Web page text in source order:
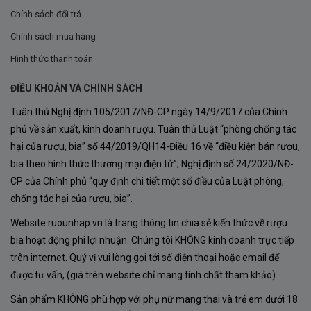
cam quýt
hoa trắng
độ axit cân bằng
thanh lịch và tươi mát.
Tempranillo Blanco (35%)
Đây là giống nho cực kỳ đặc biệt.
Năm 1988, người ta phát hiện một đột biến tự nhiên
trên cây Tempranillo đỏ tại Rioja. Giống nho mới này
được đặt tên làTempranillo Blanco.
Nó mang đến:
chuối chín
Chính sách đổi trả
Chính sách mua hàng
Hình thức thanh toán
ĐIỀU KHOẢN VÀ CHÍNH SÁCH
Tuân thủ Nghị định 105/2017/NĐ-CP ngày 14/9/2017 của Chính
phủ về sản xuất, kinh doanh rượu. Tuân thủ Luật “phòng chống tác
hại của rượu, bia” số 44/2019/QH14-Điều 16 về “điều kiện bán rượu,
bia theo hình thức thương mại điện tử”; Nghị định số 24/2020/NĐ-
CP của Chính phủ “quy định chi tiết một số điều của Luật phòng,
chống tác hại của rượu, bia”.
Website ruounhap.vn là trang thông tin chia sẻ kiến thức về rượu
bia hoạt động phi lợi nhuận. Chúng tôi KHÔNG kinh doanh trực tiếp
trên internet. Quý vị vui lòng gọi tới số điện thoại hoặc email để
được tư vấn, (giá trên website chỉ mang tính chất tham khảo).
Sản phẩm KHÔNG phù hợp với phụ nữ mang thai và trẻ em dưới 18